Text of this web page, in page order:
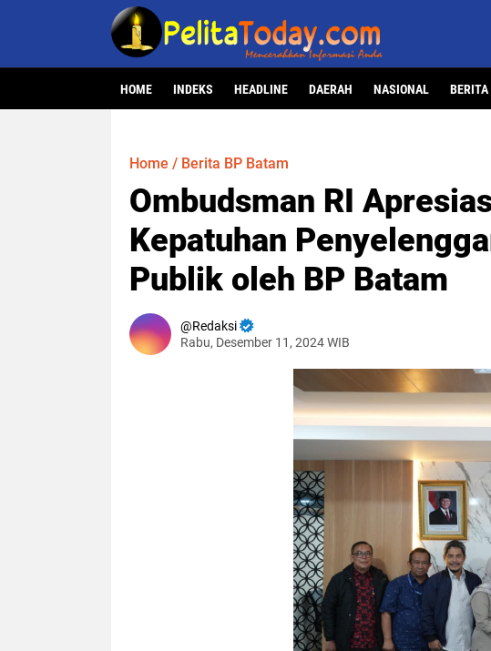
HOME INDEKS HEADLINE DAERAH NASIONAL
Home / Berita BP Batam
Ombudsman RI
Kepatuhan
Publik oleh BP Batam
Redaksi
Rabu, Desember 11, 2024 WIB